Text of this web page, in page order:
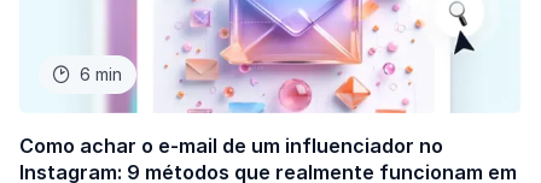
 6 min
Como achar o e-mail de um influenciador no
Instagram: 9 métodos que realmente funcionam em